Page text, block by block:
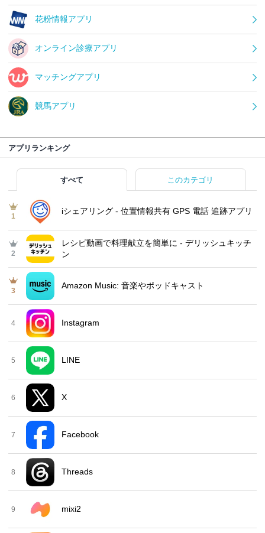
花粉情報アプリ
オンライン診療アプリ
マッチングアプリ
競馬アプリ
アプリランキング
すべて このカテゴリ
1
iシェアリング - 位置情報共有 GPS 電話 追跡アプリ
2
レシピ動画で料理献立を簡単‪に - デリッシュキッチ
ン
3
Amazon Music: 音楽やポッドキャスト
4 Instagram
5 LINE
6 X
7 Facebook
8 Threads
9 mixi2